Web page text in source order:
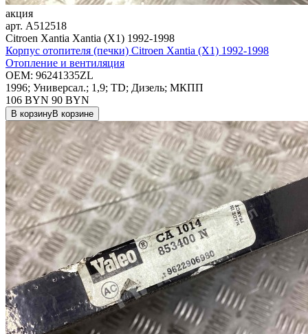
акция
арт. A512518
Citroen Xantia Xantia (X1) 1992-1998
Корпус отопителя (печки) Citroen Xantia (X1) 1992-1998
Отопление и вентиляция
OEM: 96241335ZL
1996; Универсал.; 1,9; TD; Дизель; МКПП
106 BYN 90 BYN
В корзинуВ корзине